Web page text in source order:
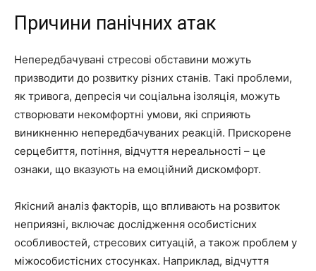
Причини панічних атак
Непередбачувані стресові обставини можуть
призводити до розвитку різних станів. Такі проблеми,
як тривога, депресія чи соціальна ізоляція, можуть
створювати некомфортні умови, які сприяють
виникненню непередбачуваних реакцій. Прискорене
серцебиття, потіння, відчуття нереальності – це
ознаки, що вказують на емоційний дискомфорт.
Якісний аналіз факторів, що впливають на розвиток
неприязні, включає дослідження особистісних
особливостей, стресових ситуацій, а також проблем у
міжособистісних стосунках. Наприклад, відчуття